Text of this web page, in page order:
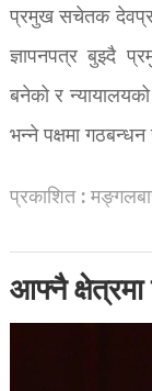
प्रमुख सचेतक
ज्ञापनपत्र बुझ्दै
बनेको र
भन्ने पक्षमा
प्रकाशित :
आफ्नै